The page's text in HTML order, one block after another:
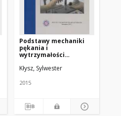
Podstawy mechaniki
pękania i
wytrzymałości
materiałów
Kłysz, Sylwester
2015